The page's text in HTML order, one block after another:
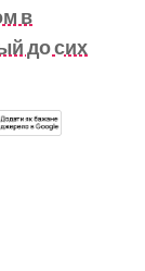
в
до сих